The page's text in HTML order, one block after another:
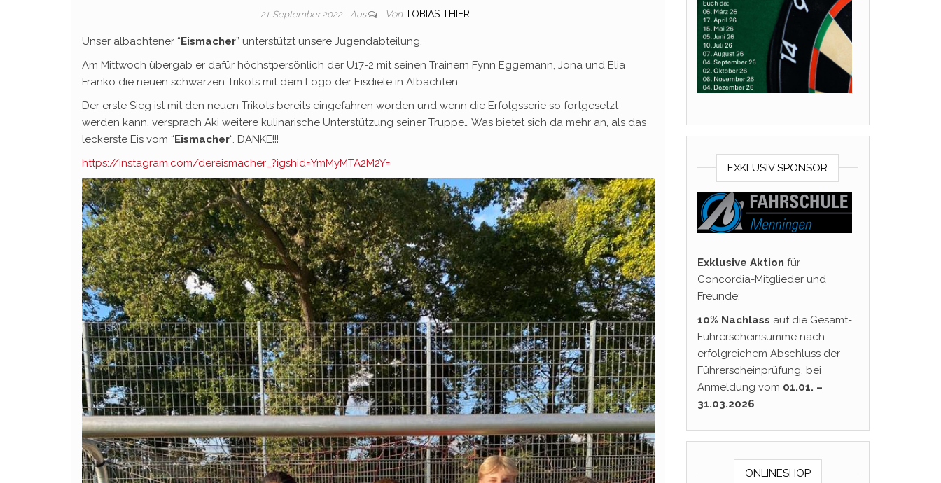
21. September 2022 Aus Von TOBIAS THIER
Unser albachtener “ Eismacher” unterstützt unsere Jugendabteilung.
Am Mittwoch übergab er dafür höchstpersönlich der U17-2 mit seinen Trainern Fynn Eggemann, Jona und Elia
Franko die neuen schwarzen Trikots mit dem Logo der Eisdiele in Albachten.
Der erste Sieg ist mit den neuen Trikots bereits eingefahren worden und wenn die Erfolgsserie so fortgesetzt
werden kann, versprach Aki weitere kulinarische Unterstützung seiner Truppe… Was bietet sich da mehr an, als das
leckerste Eis vom “ Eismacher“. DANKE!!!
https://instagram.com/dereismacher_?igshid=YmMyMTA2M2Y=
EXKLUSIV SPONSOR
Exklusive Aktion für
Concordia-Mitglieder und
Freunde:
10% Nachlass auf die Gesamt-
Führerscheinsumme nach
erfolgreichem Abschluss der
Führerscheinprüfung, bei
Anmeldung vom 01.01. –
31.03.2026
ONLINESHOP